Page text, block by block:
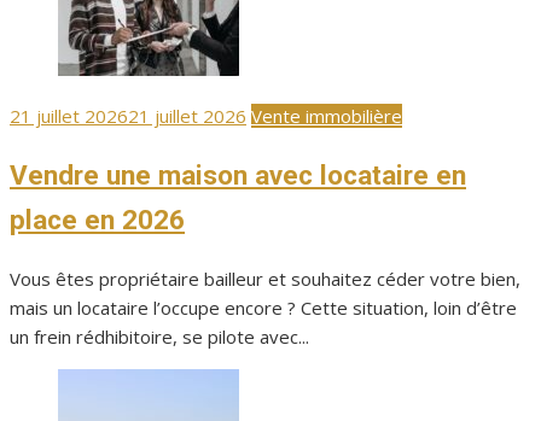
Publié
21 juillet 202621 juillet 2026 Vente immobilière
Vendre une maison avec locataire en
place en 2026
Vous êtes propriétaire bailleur et souhaitez céder votre bien,
mais un locataire l’occupe encore ? Cette situation, loin d’être
un frein rédhibitoire, se pilote avec...